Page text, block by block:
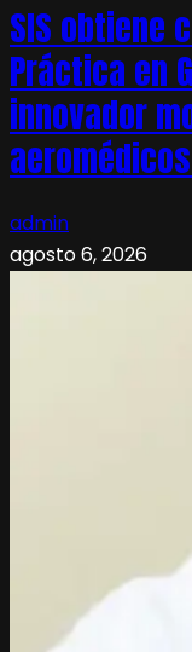
SIS obtiene
Práctica en
innovador
admin
agosto 6, 2026